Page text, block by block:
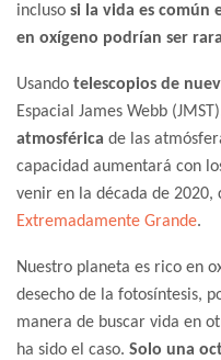
incluso si la vida es común
en oxígeno podrían ser
Usando telescopios de
Espacial James Webb
atmosférica de las
capacidad aumentará con
venir en la década de 2020,
Extremadamente Grande.
Nuestro planeta es rico en
desecho de la fotosíntesis,
manera de buscar vida en
ha sido el caso. Solo una